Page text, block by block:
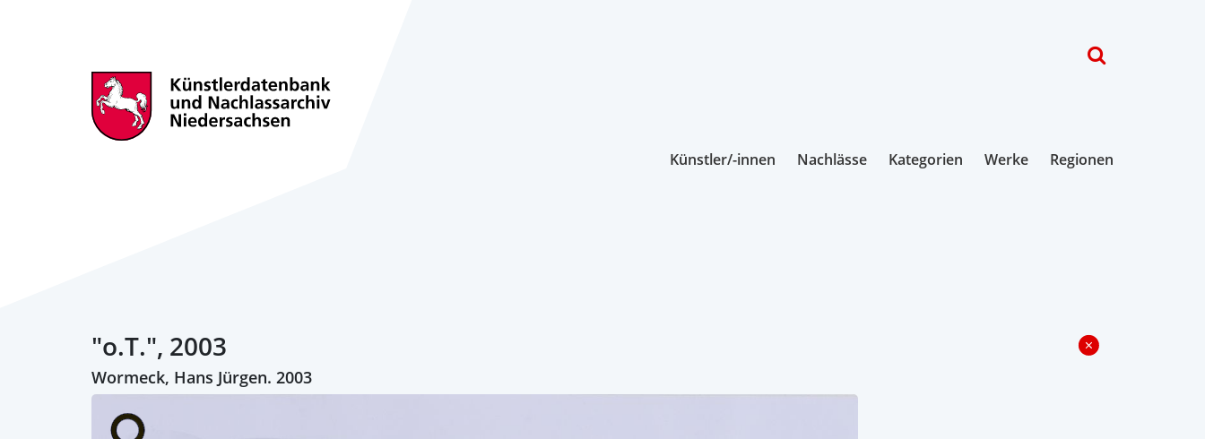
Künstler/-innen Nachlässe Kategorien Werke Regionen
"o.T.", 2003
Wormeck, Hans Jürgen. 2003